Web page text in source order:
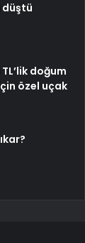
düştü
doğum
özel uçak